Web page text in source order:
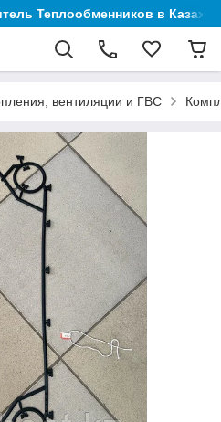
Теплообменников в
вентиляции и ГВС